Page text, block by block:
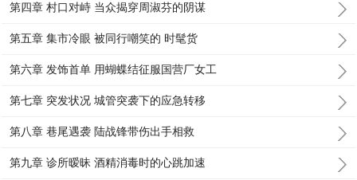
第四章 村口对峙 当众揭穿周淑芬的阴谋
第五章 集市冷眼 被同行嘲笑的 时髦货
第六章 发饰首单 用蝴蝶结征服国营厂女工
第七章 突发状况 城管突袭下的应急转移
第八章 巷尾遇袭 陆战锋带伤出手相救
第九章 诊所暧昧 酒精消毒时的心跳加速